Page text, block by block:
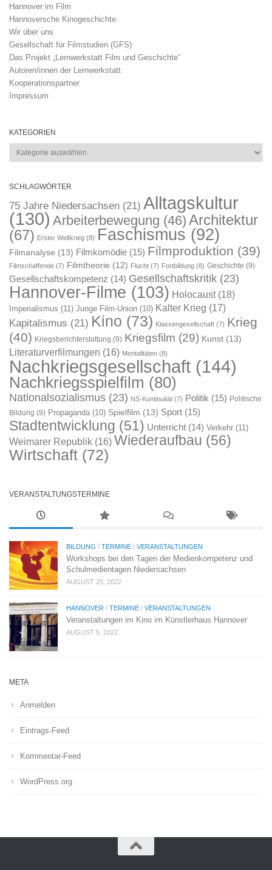
Hannover im Film
Hannoversche Kinogeschichte
Wir über uns
Gesellschaft für Filmstudien (GFS)
Das Projekt „Lernwerkstatt Film und Geschichte“
Autoren/innen der Lernwerkstatt
Kooperationspartner
Impressum
KATEGORIEN
Kategorien
SCHLAGWÖRTER
75 Jahre Niedersachsen (21) Alltagskultur
(130) Arbeiterbewegung (46) Architektur
(67) Erster Weltkrieg (8) Faschismus (92)
Filmanalyse (13) Filmkomödie (15) Filmproduktion (39)
Filmschaffende (7) Filmtheorie (12) Flucht (7) Fortbildung (8) Geschichte (9)
Gesellschaftskompetenz (14) Gesellschaftskritik (23)
Hannover-Filme (103) Holocaust(18)
Imperialismus (11) Junge Film-Union (10) Kalter Krieg (17)
Kapitalismus (21) Kino (73) Klassengesellschaft (7) Krieg
(40) Kriegsberichterstattung (9) Kriegsfilm (29) Kunst (13)
Literaturverfilmungen (16) Mentalitäten (8)
Nachkriegsgesellschaft (144)
Nachkriegsspielfilm (80)
Nationalsozialismus (23) NS-Kontinuität (7) Politik (15) Politische
Bildung (9) Propaganda (10) Spielfilm (13) Sport (15)
Stadtentwicklung (51) Unterricht (14) Verkehr (11)
Weimarer Republik (16) Wiederaufbau (56)
Wirtschaft (72)
VERANSTALTUNGSTERMINE
BILDUNG / TERMINE / VERANSTALTUNGEN
Workshops bei den Tagen der Medienkompetenz und
Schulmedientagen Niedersachsen
AUGUST 25, 2022
HANNOVER / TERMINE / VERANSTALTUNGEN
Veranstaltungen im Kino im Künstlerhaus Hannover
AUGUST 5, 2022
META
Anmelden
Eintrags-Feed
Kommentar-Feed
WordPress.org